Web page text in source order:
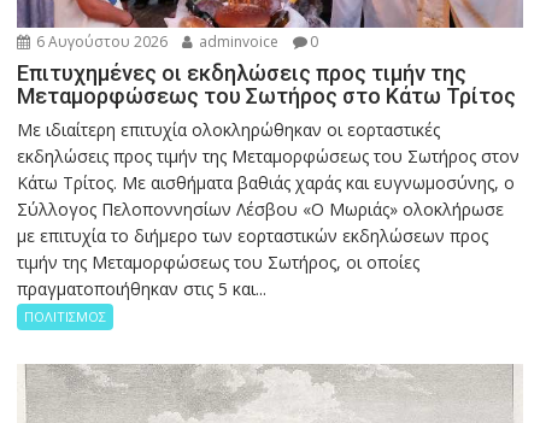
6 Αυγούστου 2026 adminvoice 0
Επιτυχημένες οι εκδηλώσεις προς τιμήν της
Μεταμορφώσεως του Σωτήρος στο Κάτω Τρίτος
Με ιδιαίτερη επιτυχία ολοκληρώθηκαν οι εορταστικές
εκδηλώσεις προς τιμήν της Μεταμορφώσεως του Σωτήρος στον
Κάτω Τρίτος. Με αισθήματα βαθιάς χαράς και ευγνωμοσύνης, ο
Σύλλογος Πελοποννησίων Λέσβου «Ο Μωριάς» ολοκλήρωσε
με επιτυχία το διήμερο των εορταστικών εκδηλώσεων προς
τιμήν της Μεταμορφώσεως του Σωτήρος, οι οποίες
πραγματοποιήθηκαν στις 5 και...
ΠΟΛΙΤΙΣΜΟΣ